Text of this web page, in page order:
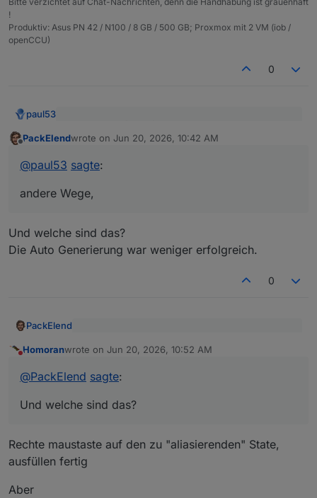
!
Produktiv: Asus PN 42 / N100 / 8 GB / 500 GB; Proxmox mit 2 VM (iob /
openCCU)
0
paul53
gepflegt?
erstellen.
Channel) unter "alias.0" erstellen
Im Tab "Objekte" die Original-ID selektieren
auswählen
im öffnenden Fenster die Alias-ID und den Namen
(Pseudonym) anpassen
PackElendwrote on Jun 20, 2026, 10:42 AM
last edited by
@paul53 sagte:
andere Wege,
Und welche sind das?
Die Auto Generierung war weniger erfolgreich.
0
PackElend
Die Auto Generierung war weniger erfolgreich.
Homoranwrote on Jun 20, 2026, 10:52 AM
last edited by
@PackElend sagte:
Und welche sind das?
Rechte maustaste auf den zu "aliasierenden" State,
ausfüllen fertig
Aber